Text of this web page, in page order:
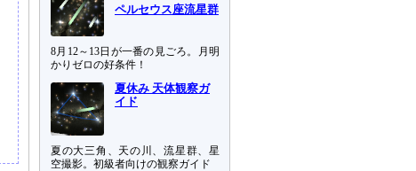
ペルセウス座流星群
8月12～13日が一番の見ごろ。月明
かりゼロの好条件！
夏休み 天体観察ガ
イド
夏の大三角、天の川、流星群、星
空撮影。初級者向けの観察ガイド